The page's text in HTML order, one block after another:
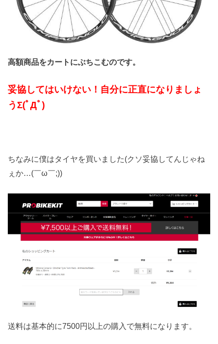
高額商品をカートにぶちこむのです。
妥協してはいけない！自分に正直になりましょ
うΣ(ﾟДﾟ)
ちなみに僕はタイヤを買いました(クソ妥協してんじゃね
ぇか…(￣ω￣;))
送料は基本的に7500円以上の購入で無料になります。